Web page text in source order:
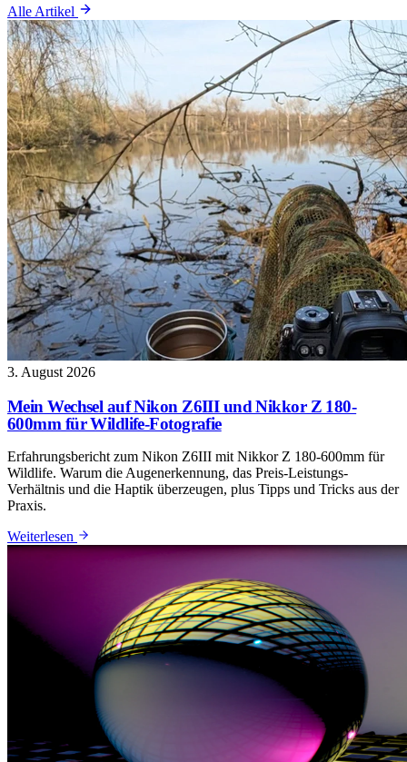
Alle Artikel
3. August 2026
Mein Wechsel auf Nikon Z6III und Nikkor Z 180-
600mm für Wildlife-Fotografie
Erfahrungsbericht zum Nikon Z6III mit Nikkor Z 180-600mm für
Wildlife. Warum die Augenerkennung, das Preis-Leistungs-
Verhältnis und die Haptik überzeugen, plus Tipps und Tricks aus der
Praxis.
Weiterlesen : Mein Wechsel auf Nikon Z6III und Nikkor Z 180-